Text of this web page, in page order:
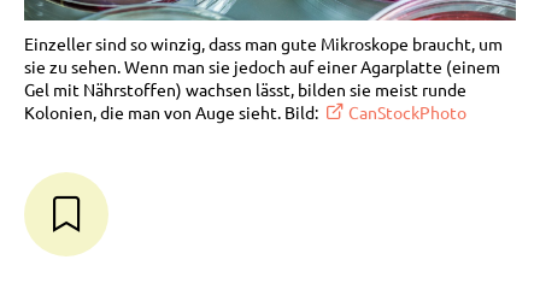
Einzeller sind so winzig, dass man gute Mikroskope braucht, um
sie zu sehen. Wenn man sie jedoch auf einer Agarplatte (einem
Gel mit Nährstoffen) wachsen lässt, bilden sie meist runde
Kolonien, die man von Auge sieht. Bild:
CanStockPhoto